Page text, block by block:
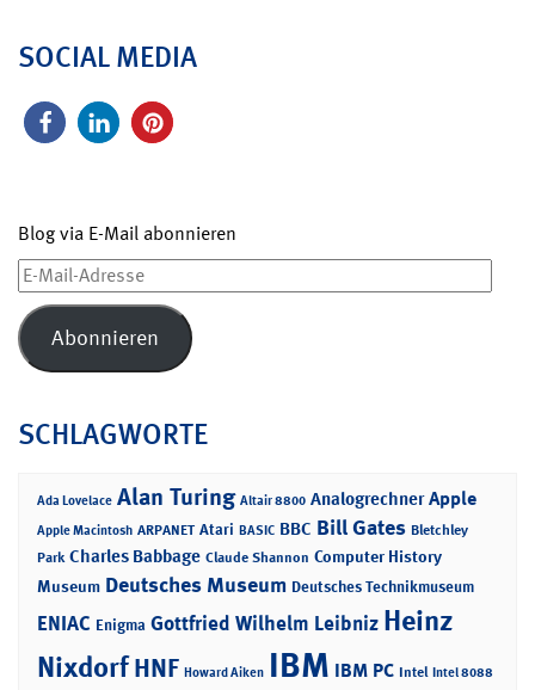
SOCIAL MEDIA
Blog via E-Mail abonnieren
E-
Mail-
Adresse
Abonnieren
SCHLAGWORTE
Ada Lovelace Alan Turing Altair 8800 Analogrechner Apple
Apple Macintosh ARPANET Atari BASIC BBC Bill Gates Bletchley
Park Charles Babbage Claude Shannon Computer History
Museum Deutsches Museum Deutsches Technikmuseum
ENIAC Enigma Gottfried Wilhelm Leibniz Heinz
NixdorfHNF Howard Aiken IBM IBM PC Intel Intel 8088